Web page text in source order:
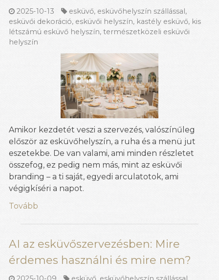
2025-10-13 esküvő, esküvőhelyszín szállással,
esküvői dekoráció, esküvői helyszín, kastély esküvő, kis
létszámú esküvő helyszín, természetközeli esküvői
helyszín
Amikor kezdetét veszi a szervezés, valószínűleg
először az esküvőhelyszín, a ruha és a menü jut
eszetekbe. De van valami, ami minden részletet
összefog, ez pedig nem más, mint az esküvői
branding – a ti saját, egyedi arculatotok, ami
végigkíséri a napot.
Tovább
AI az esküvőszervezésben: Mire
érdemes használni és mire nem?